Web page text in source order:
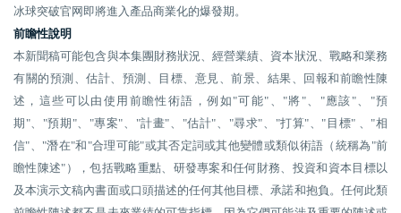
冰球突破官网即將進入產品商業化的爆發期。
前瞻性說明
本新聞稿可能包含與本集團財務狀況、經營業績、資本狀況、戰略和業務
有關的預測、估計、預測、目標、意見、前景、結果、回報和前瞻性陳
述，這些可以由使用前瞻性術語，例如"可能"、"將"、"應該"、"預
期"、"預期"、"專案"、"計畫"、"估計"、"尋求"、"打算"、"目標" 、"相
信"、"潛在"和"合理可能"或其否定詞或其他變體或類似術語（統稱為"前
瞻性陳述"），包括戰略重點、研發專案和任何財務、投資和資本目標以
及本演示文稿內書面或口頭描述的任何其他目標、承諾和抱負。任何此類